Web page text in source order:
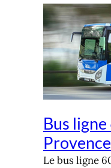
Bus
Provence
Le bus ligne